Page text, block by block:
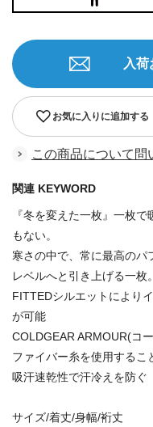
お気に入りに追加する
入
この商品について問
関連 KEYWORD
『冬を変えた一枚』一枚
もない。
寒さの中で、常に最高のパ
レベルへと引き上げる一枚。
FITTEDシルエットにより
が可能
COLDGEAR ARMOUR(コ
ファイバー糸を使用するこ
吸汗速乾性で汗冷えを防ぐ
サイズ/着丈/身幅/裄丈